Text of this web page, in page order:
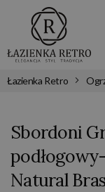
Łazienka Retro
Sbordoni
Natural